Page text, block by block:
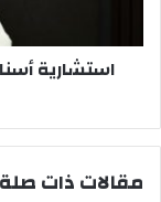
صحة
الأسناناستشارية
مقالات ذات صلة